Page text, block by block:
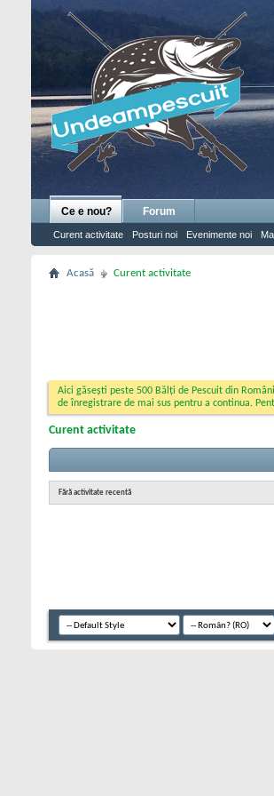
Ce e nou?
Curent activitate Posturi noi Evenimente noi
Forum
Acasă Curent activitate
Aici găsești peste 500 Bălți de Pescuit din
de înregistrare de mai sus pentru a continua.
Curent activitate
Fără activitate recentă